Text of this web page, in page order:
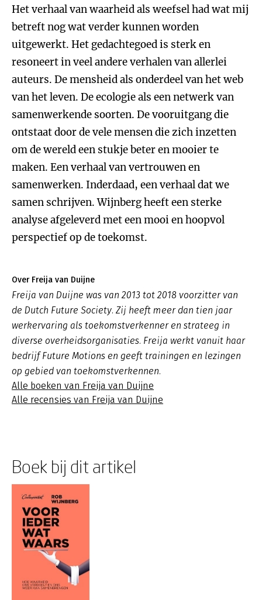
Het verhaal van waarheid als weefsel had wat mij
betreft nog wat verder kunnen worden
uitgewerkt. Het gedachtegoed is sterk en
resoneert in veel andere verhalen van allerlei
auteurs. De mensheid als onderdeel van het web
van het leven. De ecologie als een netwerk van
samenwerkende soorten. De vooruitgang die
ontstaat door de vele mensen die zich inzetten
om de wereld een stukje beter en mooier te
maken. Een verhaal van vertrouwen en
samenwerken. Inderdaad, een verhaal dat we
samen schrijven. Wijnberg heeft een sterke
analyse afgeleverd met een mooi en hoopvol
perspectief op de toekomst.
Over Freija van Duijne
Freija van Duijne was van 2013 tot 2018 voorzitter van
de Dutch Future Society. Zij heeft meer dan tien jaar
werkervaring als toekomstverkenner en strateeg in
diverse overheidsorganisaties. Freija werkt vanuit haar
bedrijf Future Motions en geeft trainingen en lezingen
op gebied van toekomstverkennen.
Alle boeken van Freija van Duijne
Alle recensies van Freija van Duijne
Boek bij dit artikel